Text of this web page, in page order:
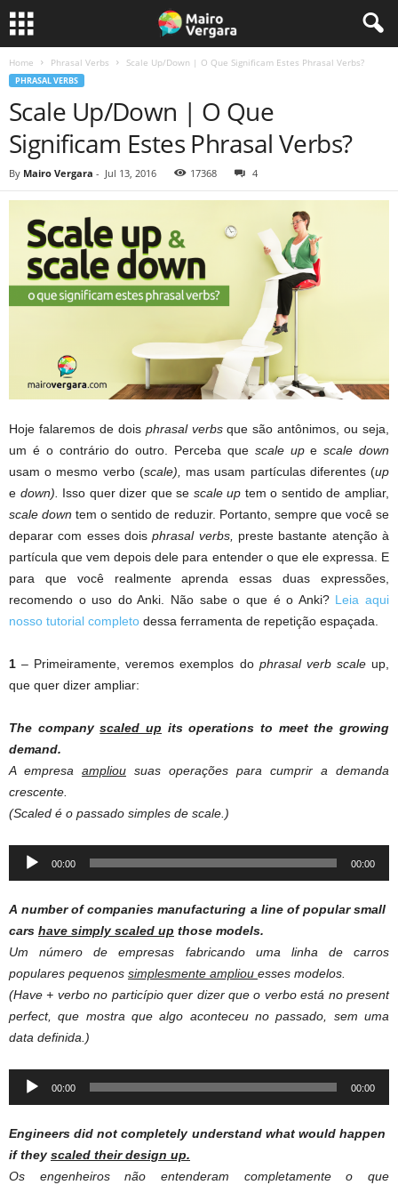
Home Phrasal Verbs Scale Up/Down | O Que Significam Estes Phrasal Verbs?
PHRASAL VERBS
Scale Up/Down | O Que
Significam Estes Phrasal Verbs?
By Mairo Vergara - Jul 13, 2016 17368 4
Hoje falaremos de dois phrasal verbsque são antônimos, ou seja,
um é o contrário do outro. Perceba que scale upescale down
usam o mesmo verbo (scale), mas usam partículas diferentes (up
e down). Isso quer dizer que se scale up tem o sentido de ampliar,
scale downtem o sentido de reduzir. Portanto, sempre que você se
deparar com esses doisphrasal verbs, preste bastante atenção à
partícula que vem depois dele para entender o que ele expressa. E
para que você realmente aprenda essas duas expressões,
recomendo o uso do Anki. Não sabe o que é o Anki? Leia aqui
nosso tutorial completo dessa ferramenta de repetição espaçada.
1 – Primeiramente, veremos exemplos do phrasal verb scale up,
que quer dizer ampliar:
The companyscaled up its operations to meet the growing
demand.
A empresa ampliou suas operações para cumprir a demanda
crescente.
(Scaled é o passado simples de scale.)
Audio
00:00 00:00
A number of companies manufacturing a line of popular small
cars have simply scaled up those models.
Um número de empresas fabricando uma linha de carros
populares pequenos simplesmente ampliou esses modelos.
(Have + verbo no particípio quer dizer que o verbo está no present
perfect, que mostra que algo aconteceu no passado, sem uma
data definida.)
Audio
00:00 00:00
Engineers did not completely understand what would happen
if they scaled their design up.
Os engenheiros não entenderam completamente o que